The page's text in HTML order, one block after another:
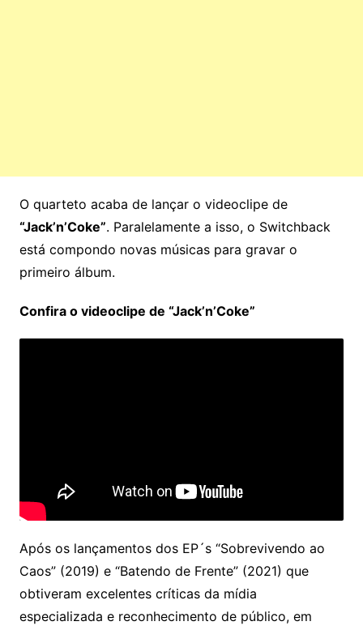
O quarteto acaba de lançar o videoclipe de
“Jack’n’Coke”. Paralelamente a isso, o Switchback
está compondo novas músicas para gravar o
primeiro álbum.
Confira o videoclipe de “Jack’n’Coke”
Após os lançamentos dos EP´s “Sobrevivendo ao
Caos” (2019) e “Batendo de Frente” (2021) que
obtiveram excelentes críticas da mídia
especializada e reconhecimento de público, em